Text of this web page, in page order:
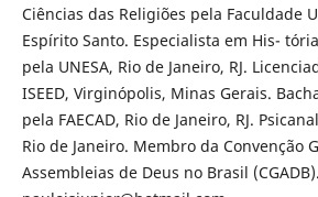
Ciências das Religiões pela Faculdade
Espírito Santo. Especialista em His-
pela UNESA, Rio de Janeiro, RJ.
ISEED, Virginópolis, Minas Gerais.
pela FAECAD, Rio de Janeiro, RJ.
Rio de Janeiro. Membro da Convenção
Assembleias de Deus no Brasil